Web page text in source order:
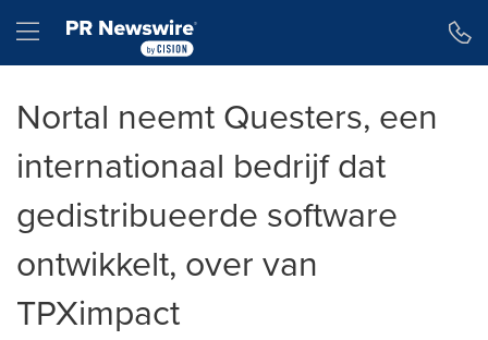
Hamburger menu
Nortal neemt Questers, een
internationaal bedrijf dat
gedistribueerde software
ontwikkelt, over van
TPXimpact